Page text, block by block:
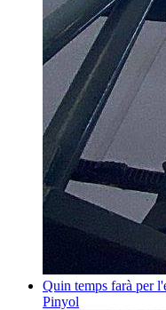
Quin temps farà per
Pinyol